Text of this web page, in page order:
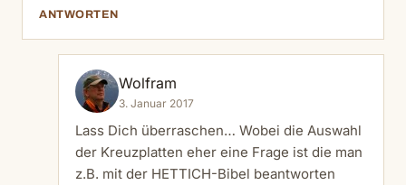
ANTWORTEN
Wolfram
3. Januar 2017
Lass Dich überraschen… Wobei die Auswahl
der Kreuzplatten eher eine Frage ist die man
z.B. mit der HETTICH-Bibel beantworten